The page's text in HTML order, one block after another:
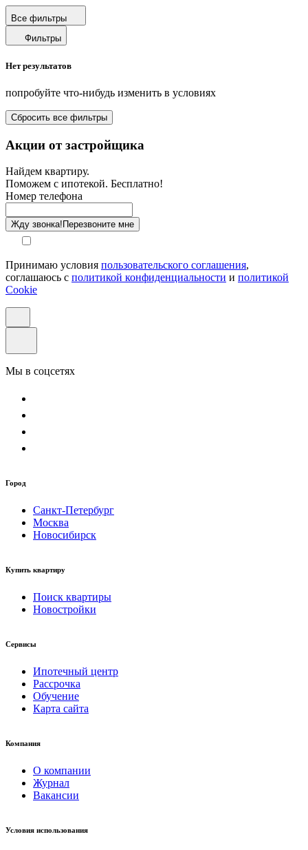
Срок сдачи
Площадь от-до, м²
Площадь кухни от-до, м²
Площадь балкона от-до, м²
Санузел
Этаж
Способ оплаты
Все фильтры
Фильтры
Нет результатов
попробуйте что-нибудь изменить в условиях
Сбросить все фильтры
Акции от застройщика
Найдем квартиру.
Поможем с ипотекой. Бесплатно!
Номер телефона
Жду звонка! Перезвоните мне
Принимаю условия пользовательского соглашения,
соглашаюсь с политикой конфиденциальности и политикой
Cookie
Мы в соцсетях
Город
Санкт-Петербург
Москва
Новосибирск
Купить квартиру
Поиск квартиры
Новостройки
Сервисы
Ипотечный центр
Рассрочка
Обучение
Карта сайта
Компания
О компании
Журнал
Вакансии
Условия использования